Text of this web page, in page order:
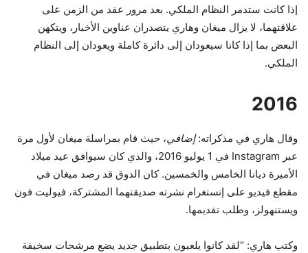
إذا كانت ستدمر النظام الملكي. بعد مرور عقد من الزمن على
علاقتهما، لا يزال ميغان وهاري يتصدران عناوين الأخبار، ويتكهن
البعض بما إذا كانا سيعودان إلى دائرة كاملة ويعودان إلى النظام
الملكي.
2016
وقال هاري في مذكراته:إضافي، حيث قام بمراسلة ميغان لأول مرة
عبر Instagram في 1 يوليو 2016، والذي كان سيوافق عيد ميلاد
الأميرة ديانا الخامس والخمسين. كان الدوق قد رصد ميغان في
مقطع فيديو على إنستغرام نشرته صديقتهما المشتركة، فيوليت فون
ويستنهولز، وطلب تقديمها.
وكتب هاري: “لقد كانوا يلعبون بتطبيق جديد يضع مرشحات سخيفة